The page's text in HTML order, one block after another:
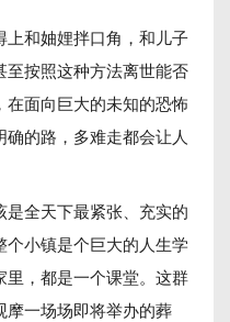
和妯娌拌口角，和儿子
按照这种方法离世能否
面向巨大的未知的恐怖
的路，多难走都会让人
全天下最紧张、充实的
小镇是个巨大的人生学
，都是一个课堂。这群
摩一场场即将举办的葬